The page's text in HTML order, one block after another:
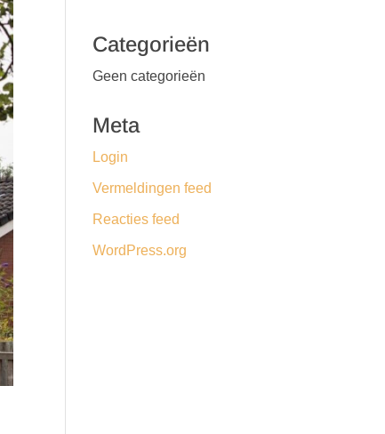
Categorieën
Geen categorieën
Meta
Login
Vermeldingen feed
Reacties feed
WordPress.org